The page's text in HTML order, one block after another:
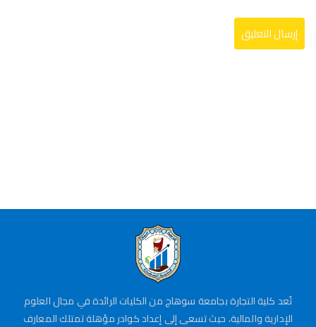
تُعد كلية التجارة بجامعة سوهاج من الكليات الرائدة في مجال العلوم
الإدارية والمالية، حيث تسعى إلى إعداد كوادر مؤهلة تمتلك المعارف